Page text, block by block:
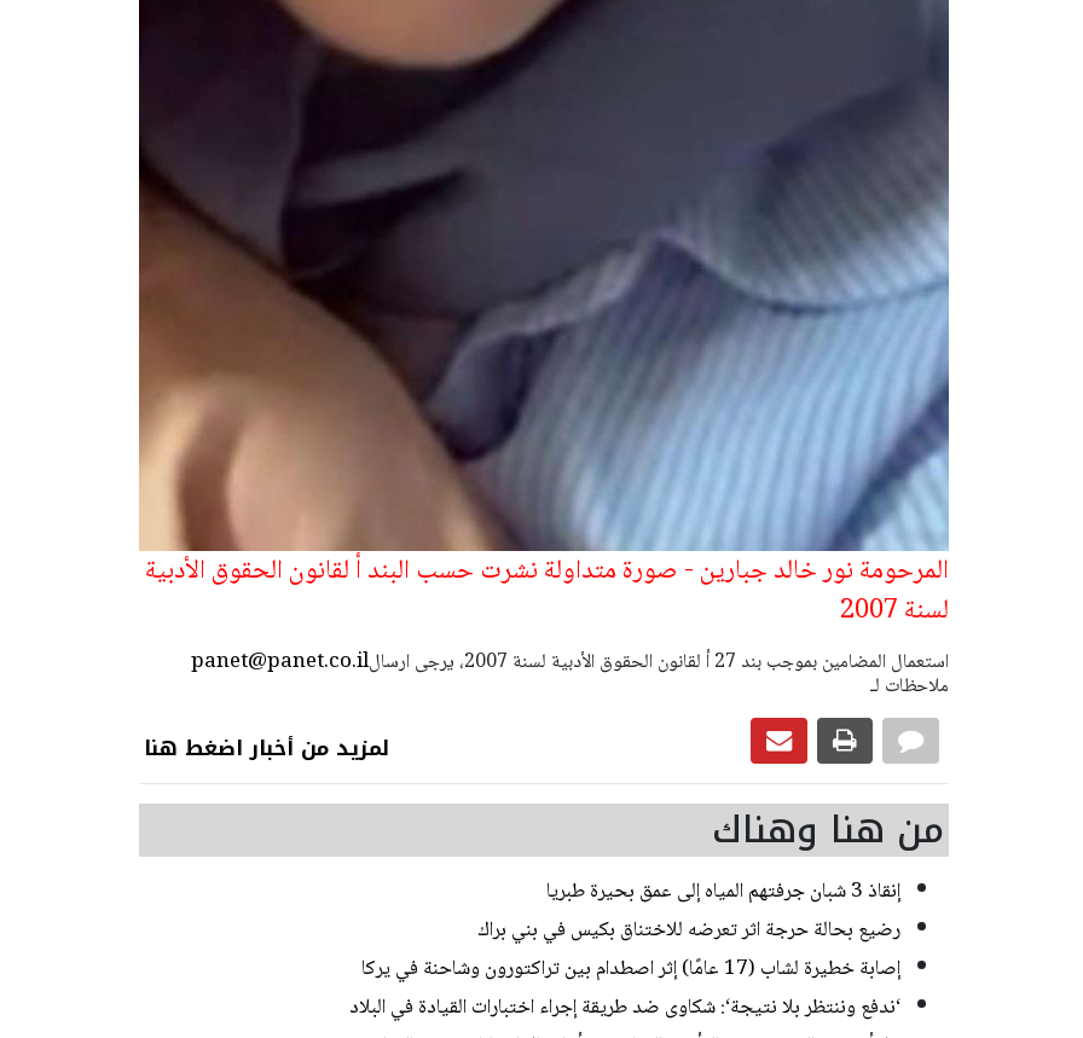
المرحومة نور خالد جبارين - صورة متداولة نشرت حسب البند أ لقانون الحقوق الأدبية
لسنة 2007
panet@panet.co.ilاستعمال المضامين بموجب بند 27 أ لقانون الحقوق الأدبية لسنة 2007، يرجى ارسال
ملاحظات لـ
لمزيد من أخبار اضغط هنا
من هنا وهناك
إنقاذ 3 شبان جرفتهم المياه إلى عمق بحيرة طبريا
رضيع بحالة حرجة اثر تعرضه للاختناق بكيس في بني براك
إصابة خطيرة لشاب (17 عامًا) إثر اصطدام بين تراكتورون وشاحنة في يركا
‘ندفع وننتظر بلا نتيجة‘: شكاوى ضد طريقة إجراء اختبارات القيادة في البلاد